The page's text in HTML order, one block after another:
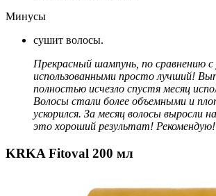
Минусы
сушит волосы.
Прекрасный шампунь, по сравнению
использованными просто лучший!
полностью исчезло спустя месяц
Волосы стали более объемными и
ускорился. За месяц волосы выросли
это хороший результат! Рекомендую!
KRKA Fitoval 200 мл